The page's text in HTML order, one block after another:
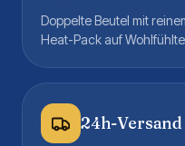
Doppelte Beutel mit
Heat-Pack auf
24h-Versand